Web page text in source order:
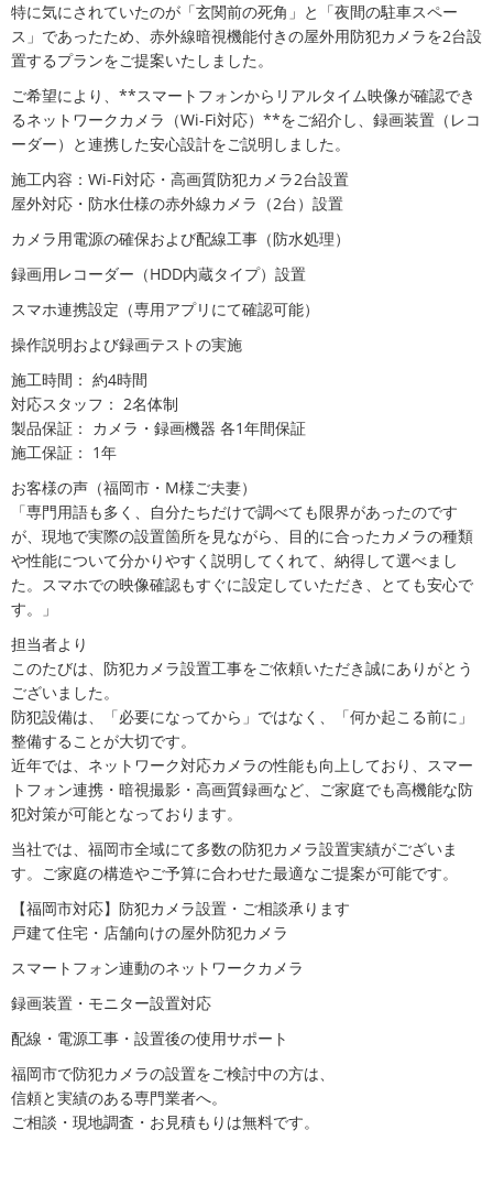
特に気にされていたのが「玄関前の死角」と「夜間の駐車スペー
ス」であったため、赤外線暗視機能付きの屋外用防犯カメラを2台設
置するプランをご提案いたしました。
ご希望により、**スマートフォンからリアルタイム映像が確認でき
るネットワークカメラ（Wi-Fi対応）**をご紹介し、録画装置（レコ
ーダー）と連携した安心設計をご説明しました。
施工内容：Wi-Fi対応・高画質防犯カメラ2台設置
屋外対応・防水仕様の赤外線カメラ（2台）設置
カメラ用電源の確保および配線工事（防水処理）
録画用レコーダー（HDD内蔵タイプ）設置
スマホ連携設定（専用アプリにて確認可能）
操作説明および録画テストの実施
施工時間： 約4時間
対応スタッフ： 2名体制
製品保証： カメラ・録画機器 各1年間保証
施工保証： 1年
お客様の声（福岡市・M様ご夫妻）
「専門用語も多く、自分たちだけで調べても限界があったのです
が、現地で実際の設置箇所を見ながら、目的に合ったカメラの種類
や性能について分かりやすく説明してくれて、納得して選べまし
た。スマホでの映像確認もすぐに設定していただき、とても安心で
す。」
担当者より
このたびは、防犯カメラ設置工事をご依頼いただき誠にありがとう
ございました。
防犯設備は、「必要になってから」ではなく、「何か起こる前に」
整備することが大切です。
近年では、ネットワーク対応カメラの性能も向上しており、スマー
トフォン連携・暗視撮影・高画質録画など、ご家庭でも高機能な防
犯対策が可能となっております。
当社では、福岡市全域にて多数の防犯カメラ設置実績がございま
す。ご家庭の構造やご予算に合わせた最適なご提案が可能です。
【福岡市対応】防犯カメラ設置・ご相談承ります
戸建て住宅・店舗向けの屋外防犯カメラ
スマートフォン連動のネットワークカメラ
録画装置・モニター設置対応
配線・電源工事・設置後の使用サポート
福岡市で防犯カメラの設置をご検討中の方は、
信頼と実績のある専門業者へ。
ご相談・現地調査・お見積もりは無料です。